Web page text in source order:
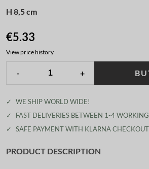
H 8,5 cm
€5.33
View price history
- +
✓
WE SHIP WORLD WIDE!
✓
FAST DELIVERIES BETWEEN 1-4
✓
SAFE PAYMENT WITH KLARNA
PRODUCT DESCRIPTION